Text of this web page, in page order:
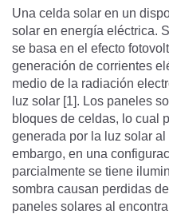
Una celda solar en un
solar en energía eléctrica.
se basa en el efecto
generación de corrientes
medio de la radiación
luz solar [1]. Los paneles
bloques de celdas, lo cual
generada por la luz solar
embargo, en una
parcialmente se tiene
sombra causan perdidas
paneles solares al